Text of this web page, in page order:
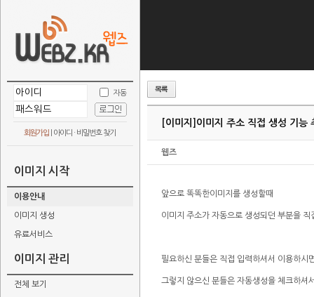
자동
회원가입 아이디 · 비밀번호 찾기
이미지 시작
이용안내
이미지 생성
유료서비스
이미지 관리
전체 보기
[이미지] 이미지 주소 직접 생성 기능
웹즈
앞으로 똑똑한이미지를 생성할때
이미지 주소가 자동으로 생성되던 부분을
필요하신 분들은 직접 입력하셔서 이용하시
그렇지 않으신 분들은 자동생성을 체크하셔